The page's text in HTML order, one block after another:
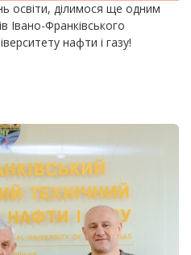
освіти, ділимося ще одним
Івано-Франківського
нафти і газу!